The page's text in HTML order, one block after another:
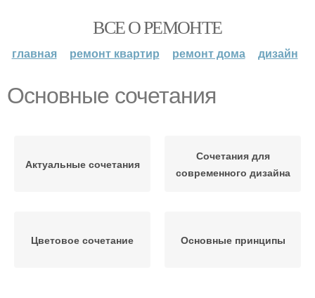
ВСЕ О РЕМОНТЕ
главная ремонт квартир ремонт дома дизайн
Основные сочетания
Актуальные сочетания
Сочетания для
современного дизайна
Цветовое сочетание Основные принципы